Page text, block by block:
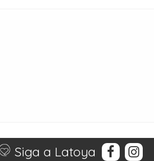
Siga a Latoya